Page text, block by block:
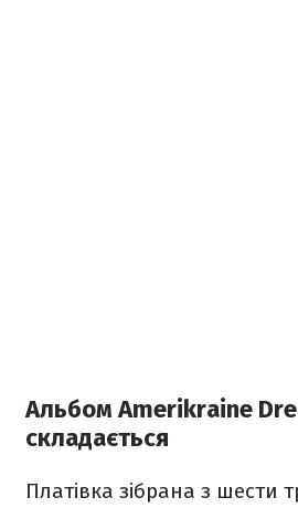
Альбом Amerikraine
складається
Платівка зібрана з шести